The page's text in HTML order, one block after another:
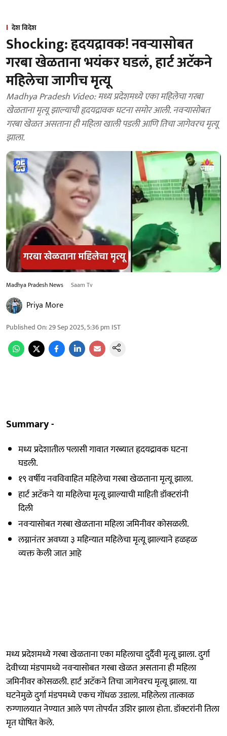
देश विदेश
Shocking: हृदयद्रावक! नवऱ्यासोबत
गरबा खेळताना भयंकर घडलं, हार्ट अटॅकने
महिलेचा जागीच मृत्यू
Madhya Pradesh Video: मध्य प्रदेशमध्ये एका महिलेचा गरबा
खेळताना मृत्यू झाल्याची हृदयद्रावक घटना समोर आली. नवऱ्यासोबत
गरबा खेळत असताना ही महिला खाली पडली आणि तिचा जागेवरच मृत्यू
झाला.
Madhya Pradesh News Saam Tv
Priya More
Published On:29 Sep 2025, 5:36 pm IST
Summary -
मध्य प्रदेशातील पलासी गावात गरब्यात हृदयद्रावक घटना
घडली.
१९ वर्षीय नवविवाहित महिलेचा गरबा खेळताना मृत्यू झाला.
हार्ट अटॅकने या महिलेचा मृत्यू झाल्याची माहिती डॉक्टरांनी
दिली
नवऱ्यासोबत गरबा खेळताना महिला जमिनीवर कोसळली.
लग्नानंतर अवघ्या ३ महिन्यात महिलेचा मृत्यू झाल्याने हळहळ
व्यक्त केली जात आहे
मध्य प्रदेशमध्ये गरबा खेळताना एका महिलाचा दुर्दैवी मृत्यू झाला. दुर्गा
देवीच्या मंडपामध्ये नवऱ्यासोबत गरबा खेळत असताना ही महिला
जमिनीवर कोसळली. हार्ट अटॅकने तिचा जागेवरच मृत्यू झाला. या
घटनेमुळे दुर्गा मंडपमध्ये एकच गोंधळ उडाला. महिलेला तात्काळ
रुग्णालयात नेण्यात आले पण तोपर्यंत उशिर झाला होता. डॉक्टरांनी तिला
मृत घोषित केले.